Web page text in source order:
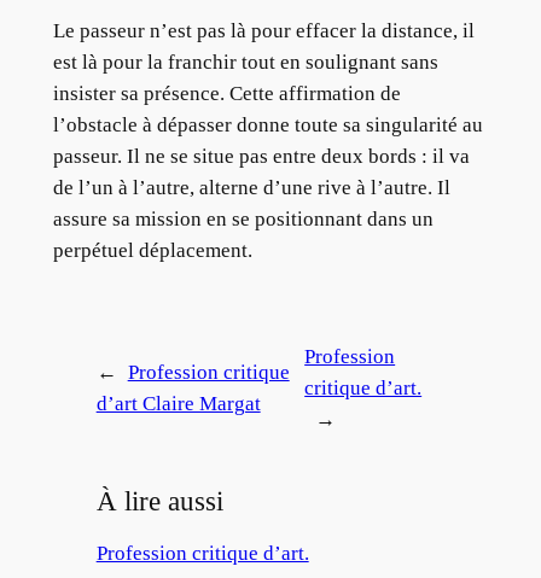
Le passeur n’est pas là pour effacer la distance, il
est là pour la franchir tout en soulignant sans
insister sa présence. Cette affirmation de
l’obstacle à dépasser donne toute sa singularité au
passeur. Il ne se situe pas entre deux bords : il va
de l’un à l’autre, alterne d’une rive à l’autre. Il
assure sa mission en se positionnant dans un
perpétuel déplacement.
←
Profession critique
d’art Claire Margat
Profession
critique d’art.
→
À lire aussi
Profession critique d’art.